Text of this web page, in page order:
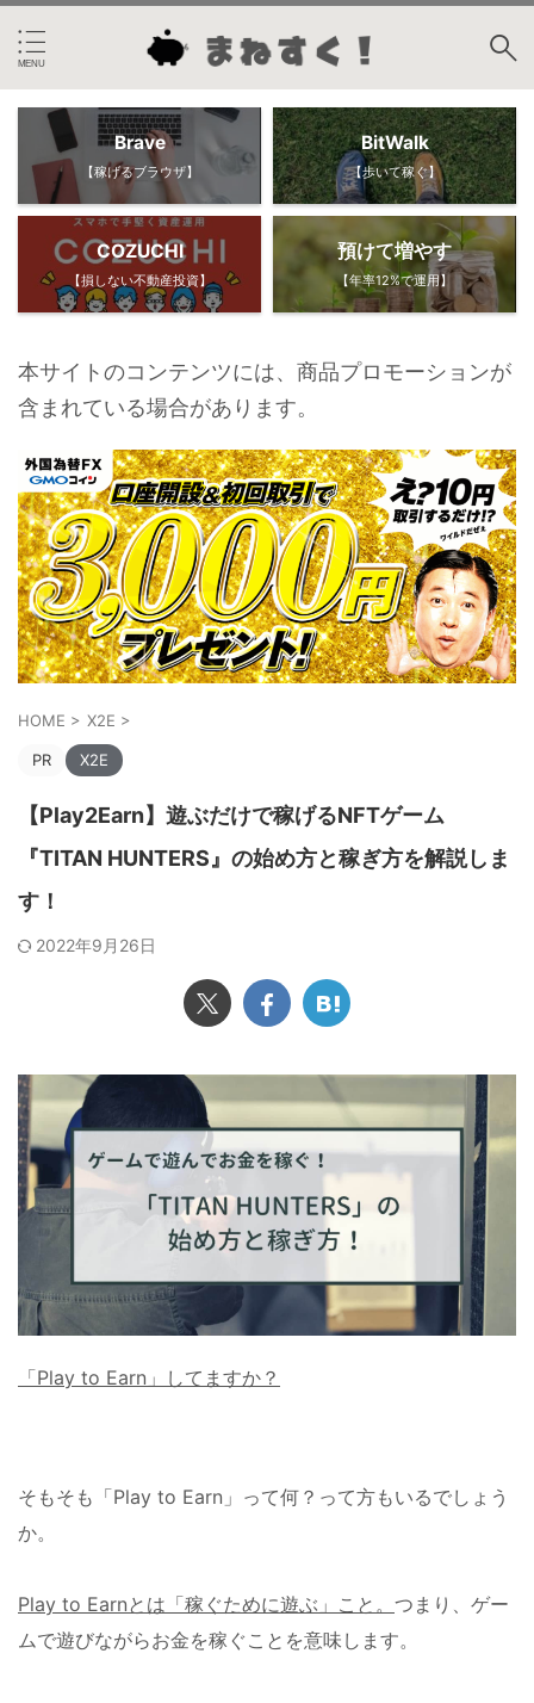
Brave
【稼げるブラウザ】
BitWalk
【歩いて稼ぐ】
COZUCHI
【損しない不動産投資】
預けて増やす
【年率12%で運用】
本サイトのコンテンツには、商品プロモーションが
含まれている場合があります。
HOME > X2E >
PR X2E
【Play2Earn】遊ぶだけで稼げるNFTゲーム
『TITAN HUNTERS』の始め方と稼ぎ方を解説しま
す！
2022年9月26日
「Play to Earn」してますか？
そもそも「Play to Earn」って何？って方もいるでしょう
か。
Play to Earnとは「稼ぐために遊ぶ」こと。 つまり、ゲー
ムで遊びながらお金を稼ぐことを意味します。